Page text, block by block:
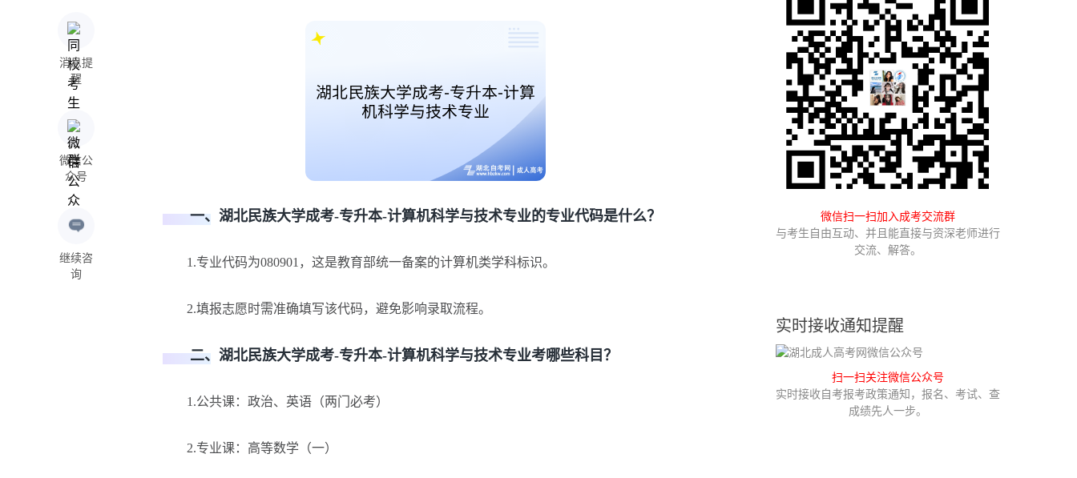
消息提
醒
微信公
众号
继续咨
询
一、湖北民族大学成考-专升本-计算机科学与技术专业的专业代码是什么？
1.专业代码为080901，这是教育部统一备案的计算机类学科标识。
2.填报志愿时需准确填写该代码，避免影响录取流程。
二、湖北民族大学成考-专升本-计算机科学与技术专业考哪些科目？
1.公共课：政治、英语（两门必考）
2.专业课：高等数学（一）
微信扫一扫加入成考交流群
与考生自由互动、并且能直接与资深老师进行
交流、解答。
实时接收通知提醒
扫一扫关注微信公众号
实时接收自考报考政策通知，报名、考试、查
成绩先人一步。